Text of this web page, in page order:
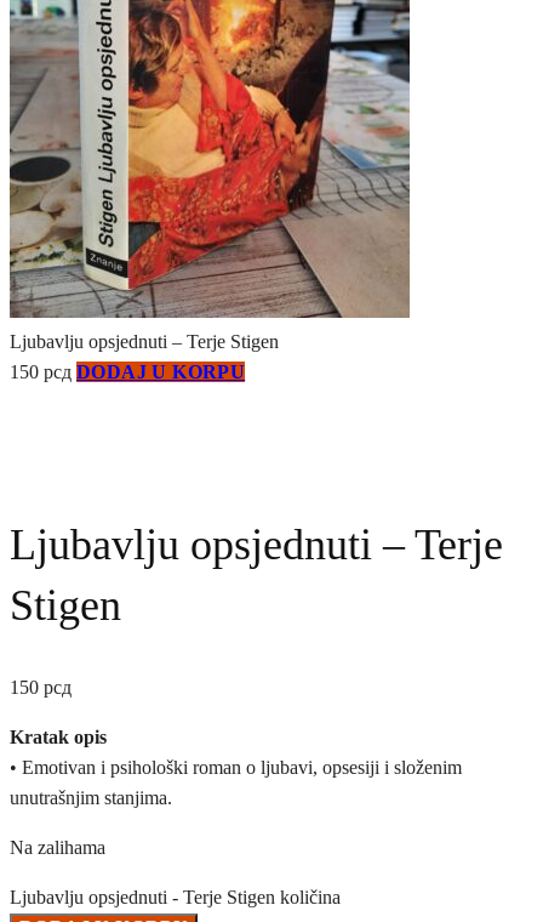
Ljubavlju opsjednuti – Terje Stigen
150 рсд DODAJ U KORPU
Ljubavlju opsjednuti – Terje
Stigen
150 рсд
Kratak opis
• Emotivan i psihološki roman o ljubavi, opsesiji i složenim
unutrašnjim stanjima.
Na zalihama
Ljubavlju opsjednuti - Terje Stigen količina